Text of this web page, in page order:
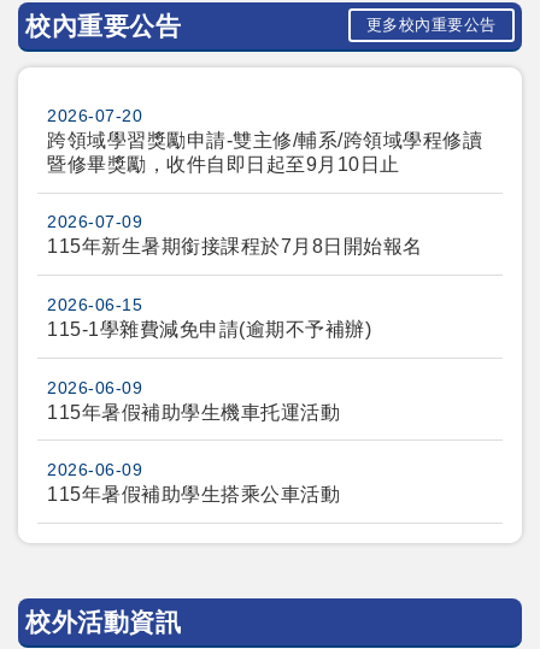
校內重要公告 更多校內重要公告
2026-07-20
跨領域學習獎勵申請-雙主修/輔系/跨領域學程修讀
暨修畢獎勵，收件自即日起至9月10日止​​​​​​
2026-07-09
115年新生暑期銜接課程於7月8日開始報名
2026-06-15
115-1學雜費減免申請(逾期不予補辦)
2026-06-09
115年暑假補助學生機車托運活動
2026-06-09
115年暑假補助學生搭乘公車活動
校外活動資訊